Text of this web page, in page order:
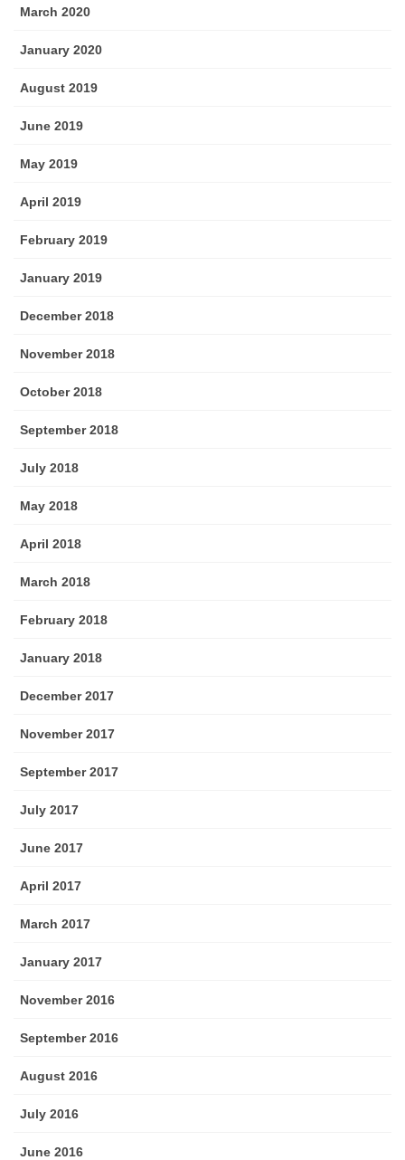
March 2020
January 2020
August 2019
June 2019
May 2019
April 2019
February 2019
January 2019
December 2018
November 2018
October 2018
September 2018
July 2018
May 2018
April 2018
March 2018
February 2018
January 2018
December 2017
November 2017
September 2017
July 2017
June 2017
April 2017
March 2017
January 2017
November 2016
September 2016
August 2016
July 2016
June 2016